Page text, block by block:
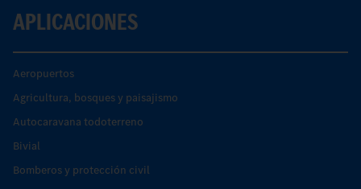
APLICACIONES
Aeropuertos
Agricultura, bosques y paisajismo
Autocaravana todoterreno
Bivial
Bomberos y protección civil